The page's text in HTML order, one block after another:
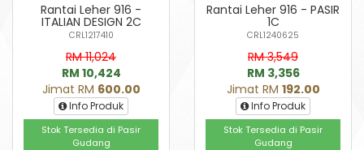
Rantai Leher 916 -
ITALIAN DESIGN 2C
CRL1217410
RM 11,024
RM 10,424
Jimat RM 600.00
Info Produk
Stok Tersedia di Pasir
Gudang
Rantai Leher 916 - PASIR
1C
CRL1240625
RM 3,549
RM 3,356
Jimat RM 192.00
Info Produk
Stok Tersedia di Pasir
Gudang